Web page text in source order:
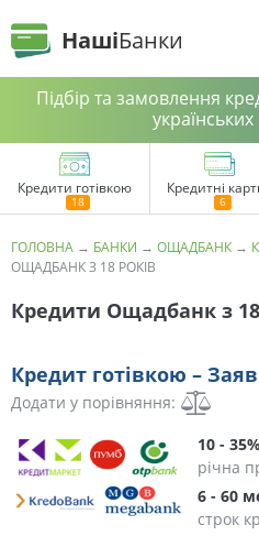
НашіБанки
Підбір та замовлення
Кредити готівкою Кредитні
ГОЛОВНА → БАНКИ → ОЩАДБАНК →
ОЩАДБАНК З 18 РОКІВ
Кредити Ощадбанк з 18
Кредит готівкою –
Додати у порівняння:
10 -
річна
6 - 60
строк